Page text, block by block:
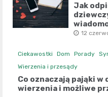
Jak
12
Ciekawostki Dom Porady
Wierzenia i przesądy
Co oznaczają pająki w
wierzenia i możliwe